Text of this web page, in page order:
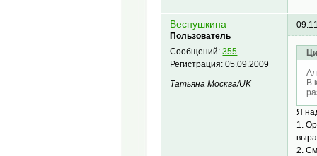
Веснушкина
Пользователь
Сообщений:355
Регистрация:05.09.2009
Татьяна Mосква/UK
В
Я
1.
2.